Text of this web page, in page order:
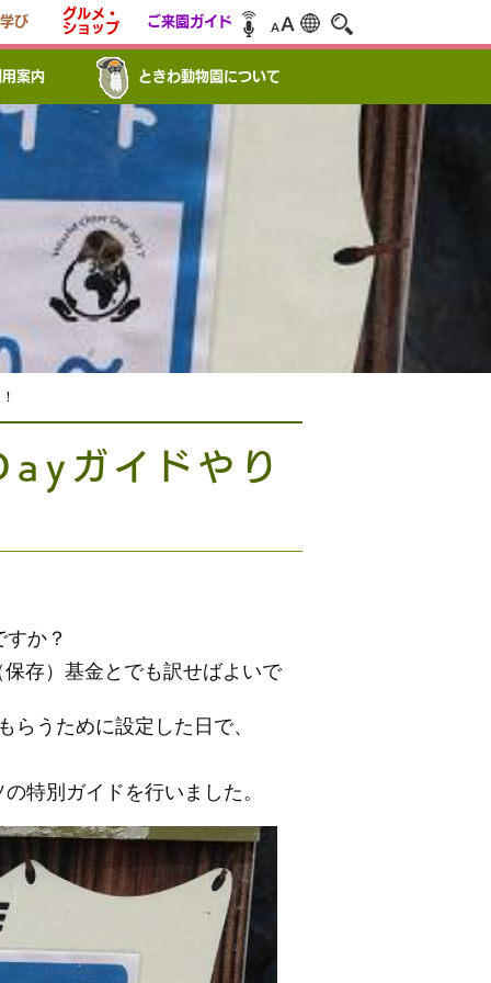
び
グルメ・
ショップ
ご来園ガイド
案内 ときわ動物園について
ガイドやり
か？
存）基金とでも訳せばよいで
うために設定した日で、
特別ガイドを行いました。